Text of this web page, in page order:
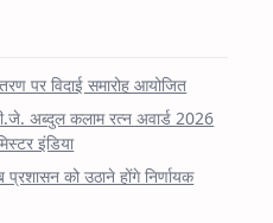
पर विदाई समारोह आयोजित
अब्दुल कलाम रत्न अवार्ड 2026
इंडिया
को उठाने होंगे निर्णायक